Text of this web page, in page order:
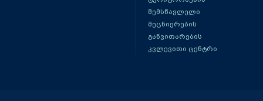
შემსწავლელი
მეცნიერების
განვითარების
კვლევითი ცენტრი